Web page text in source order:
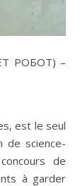
РОБОТ) –
est le seul
de science-
de
à garder